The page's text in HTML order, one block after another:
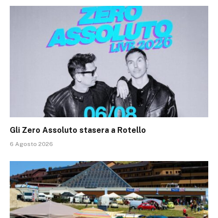
Gli Zero Assoluto stasera a Rotello
6 Agosto 2026